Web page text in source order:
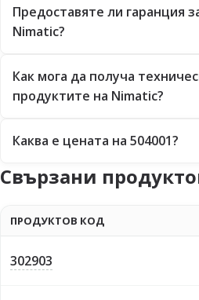
Предоставяте ли гаранция
Nimatic?
Как мога да получа
продуктите на Nimatic?
Каква е цената на 504001?
Свързани
ПРОДУКТОВ КОД
302903